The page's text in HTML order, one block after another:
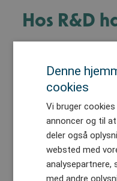
Hos R&D
som jeg
kan sparre
de
folk vil
selvom at
Denne
cookies
Vi bruger
annoncer og til
deler også
websted med
analysepartnere,
med andre